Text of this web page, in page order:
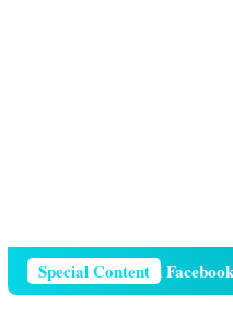
Special Content
Telepon Di Facebook